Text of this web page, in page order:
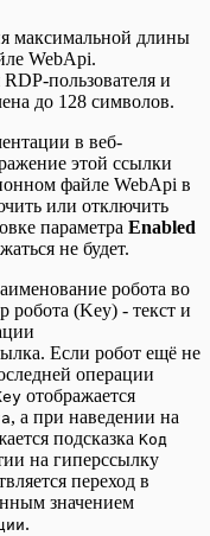
максимальной длины
WebApi.
пользователя и
до 128 символов.
в веб-
этой ссылки
файле WebApi в
или отключить
параметра Enabled
не будет.
робота во
робота (Key) - текст и
Если робот ещё не
операции
отображается
, а при наведении на
подсказка Код
на гиперссылку
переход в
значением
.